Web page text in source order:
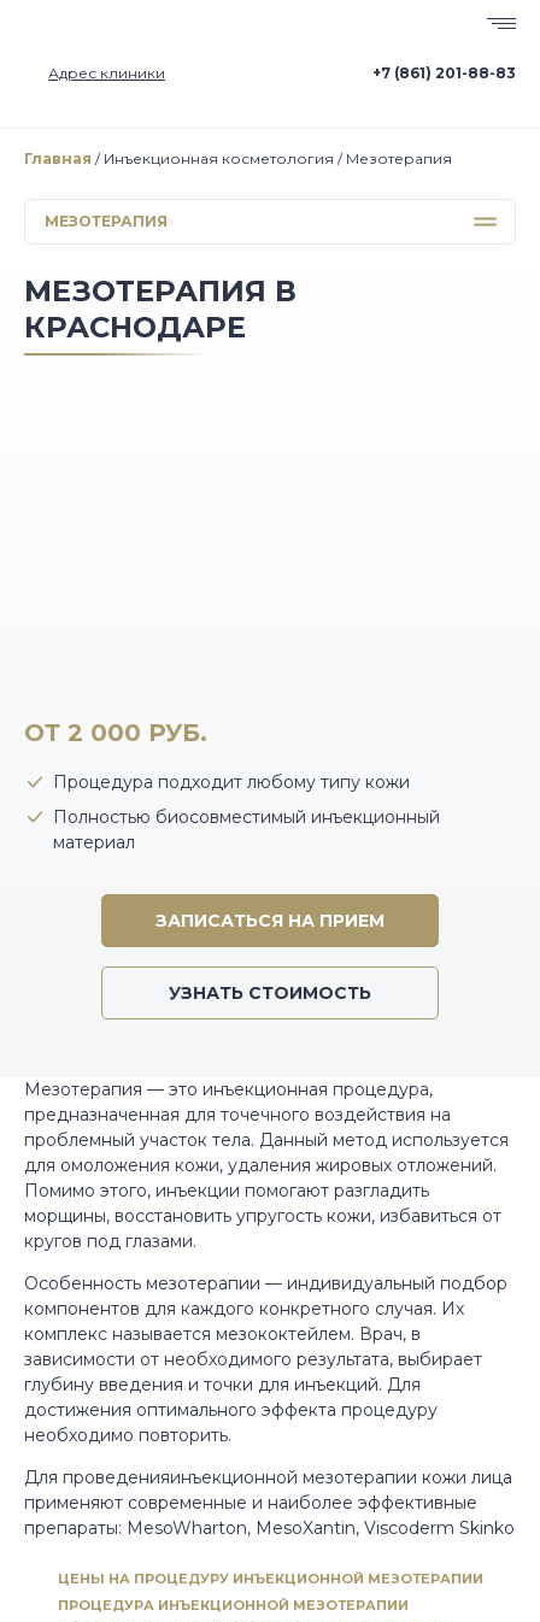
Адрес клиники +7 (861) 201-88-83
Главная Инъекционная косметология Мезотерапия
МЕЗОТЕРАПИЯ
РАДИЕСС
PRP-ТЕРАПИЯ CORTEXIL
МЕЗОТЕРАПИЯ В
КРАСНОДАРЕ
ОТ 2 000 РУБ.
Процедура подходит любому типу кожи
Полностью биосовместимый инъекционный
материал
ЗАПИСАТЬСЯ НА ПРИЕМ
УЗНАТЬ СТОИМОСТЬ
Мезотерапия — это инъекционная процедура,
предназначенная для точечного воздействия на
проблемный участок тела. Данный метод используется
для омоложения кожи, удаления жировых отложений.
Помимо этого, инъекции помогают разгладить
морщины, восстановить упругость кожи, избавиться от
кругов под глазами.
Особенность мезотерапии — индивидуальный подбор
компонентов для каждого конкретного случая. Их
комплекс называется мезококтейлем. Врач, в
зависимости от необходимого результата, выбирает
глубину введения и точки для инъекций. Для
достижения оптимального эффекта процедуру
необходимо повторить.
Для проведенияинъекционной мезотерапии кожи лица
применяют современные и наиболее эффективные
препараты: MesoWharton, MesoXantin, Viscoderm Skinko
ЦЕНЫ НА ПРОЦЕДУРУ ИНЪЕКЦИОННОЙ МЕЗОТЕРАПИИ
ПРОЦЕДУРА ИНЪЕКЦИОННОЙ МЕЗОТЕРАПИИ